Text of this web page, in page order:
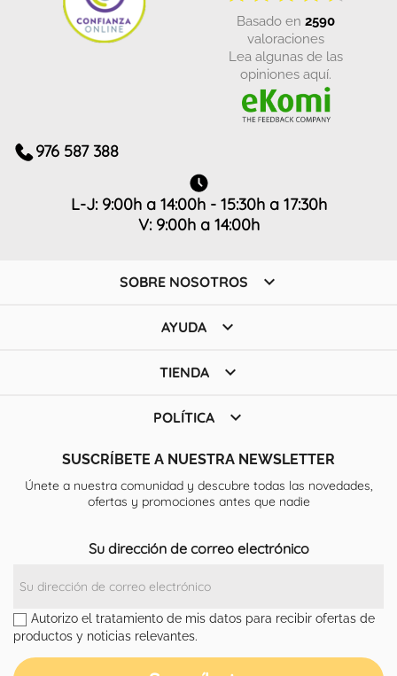
basado en 2590
valoraciones
Lea algunas de las
opiniones aquí.
976 587 388
L-J: 9:00h a 14:00h - 15:30h a 17:30h
V: 9:00h a 14:00h
SOBRE NOSOTROS 
AYUDA 
TIENDA 
POLÍTICA 
SUSCRÍBETE A NUESTRA NEWSLETTER
Únete a nuestra comunidad y descubre todas las novedades,
ofertas y promociones antes que nadie
Su dirección de correo electrónico
Autorizo el tratamiento de mis datos para recibir ofertas de
productos y noticias relevantes.